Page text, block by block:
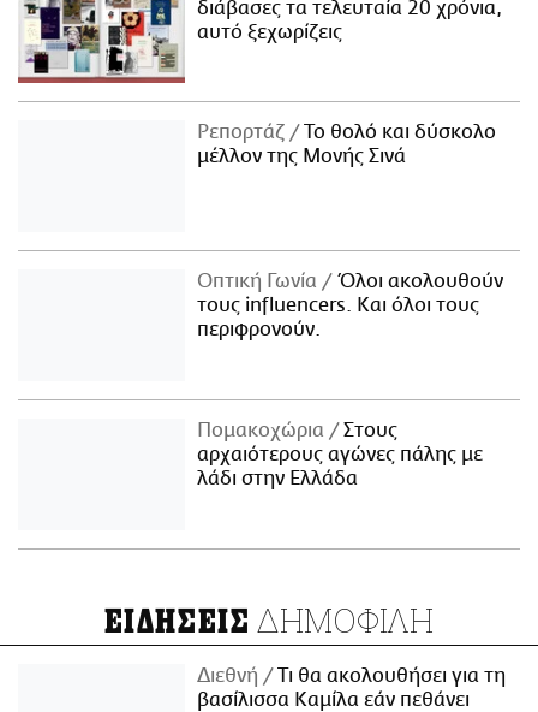
διάβασες τα τελευταία 20 χρόνια,
αυτό ξεχωρίζεις
Ρεπορτάζ
Το θολό και δύσκολο
μέλλον της Μονής Σινά
Οπτική Γωνία
Όλοι ακολουθούν
τους influencers. Και όλοι τους
περιφρονούν.
Πομακοχώρια
Στους
αρχαιότερους αγώνες πάλης με
λάδι στην Ελλάδα
ΕΙΔΗΣΕΙΣ ΔΗΜΟΦΙΛΗ
Διεθνή
Τι θα ακολουθήσει για τη
βασίλισσα Καμίλα εάν πεθάνει